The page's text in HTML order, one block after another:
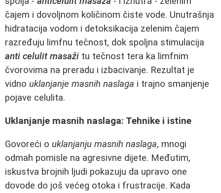
čajem i dovoljnom količinom čiste vode. Unutrašnja
hidratacija vodom i detoksikacija zelenim čajem
razređuju limfnu tečnost, dok spoljna stimulacija
anti celulit masaži tu tečnost tera ka limfnim
čvorovima na preradu i izbacivanje. Rezultat je
vidno uklanjanje masnih naslaga i trajno smanjenje
pojave celulita.
Uklanjanje masnih naslaga: Tehnike i istine
Govoreći o uklanjanju masnih naslaga, mnogi
odmah pomisle na agresivne dijete. Međutim,
iskustva brojnih ljudi pokazuju da upravo one
dovode do još većeg otoka i frustracije. Kada